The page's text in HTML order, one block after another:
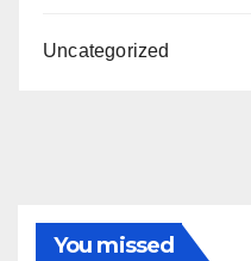
Uncategorized
You missed